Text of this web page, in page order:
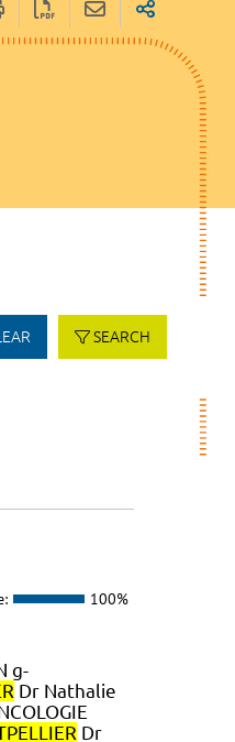
SEARCH
100%
g-
Dr Nathalie
Dr